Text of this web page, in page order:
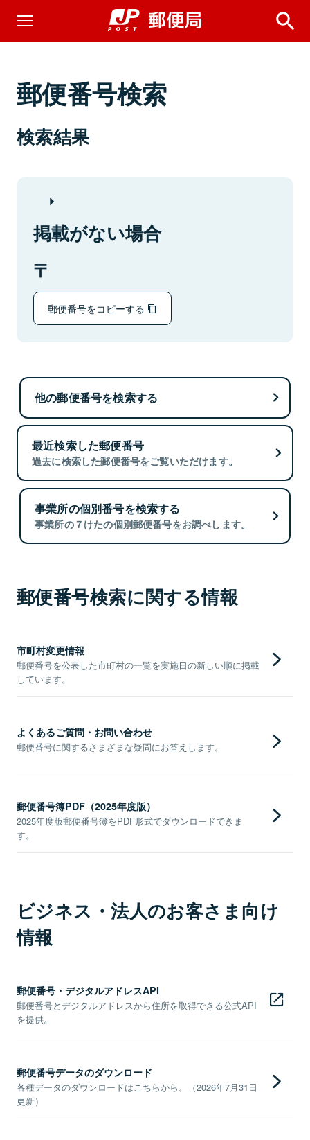
郵便番号検索
検索結果
掲載がない場合
郵便番号をコピーする
他の郵便番号を検索する
最近検索した郵便番号
過去に検索した郵便番号をご覧いただけます。
事業所の個別番号を検索する
事業所の７けたの個別郵便番号をお調べします。
郵便番号検索に関する情報
市町村変更情報
郵便番号を公表した市町村の一覧を実施日の新しい順に掲載
しています。
よくあるご質問・お問い合わせ
郵便番号に関するさまざまな疑問にお答えします。
郵便番号簿PDF（2025年度版）
2025年度版郵便番号簿をPDF形式でダウンロードできま
す。
ビジネス・法人のお客さま向け
情報
郵便番号・デジタルアドレスAPI
郵便番号とデジタルアドレスから住所を取得できる公式API
を提供。
郵便番号データのダウンロード
各種データのダウンロードはこちらから。（2026年7月31日
更新）